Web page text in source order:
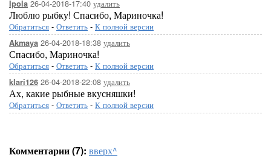
Ipola 26-04-2018-17:40 удалить
Люблю рыбку! Спасибо, Мариночка!
Обратиться - Ответить - К полной версии
Akmaya 26-04-2018-18:38 удалить
Спасибо, Мариночка!
Обратиться - Ответить - К полной версии
klari126 26-04-2018-22:08 удалить
Ах, какие рыбные вкусняшки!
Обратиться - Ответить - К полной версии
Комментарии (7): вверх^